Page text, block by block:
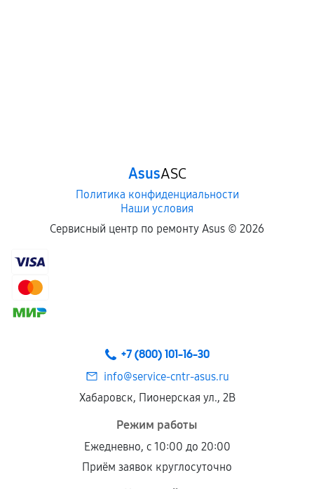
AsusASC
Политика конфиденциальности
Наши условия
Сервисный центр по ремонту Asus © 2026
+7 (800) 101-16-30
info@service-cntr-asus.ru
Хабаровск, Пионерская ул., 2В
Режим работы
Ежедневно, с 10:00 до 20:00
Приём заявок круглосуточно